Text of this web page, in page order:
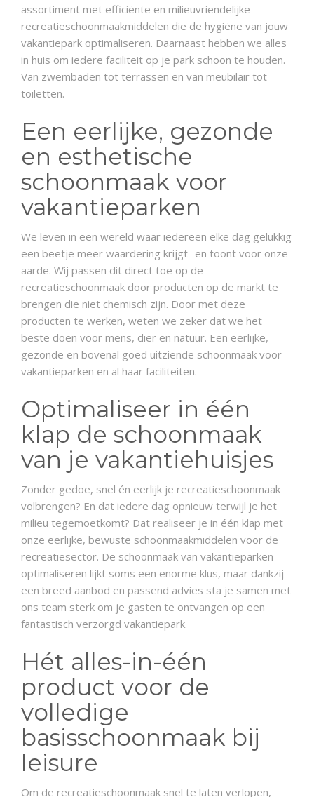
assortiment met efficiënte en milieuvriendelijke
recreatieschoonmaakmiddelen die de hygiëne van jouw
vakantiepark optimaliseren. Daarnaast hebben we alles
in huis om iedere faciliteit op je park schoon te houden.
Van zwembaden tot terrassen en van meubilair tot
toiletten.
Een eerlijke, gezonde
en esthetische
schoonmaak voor
vakantieparken
We leven in een wereld waar iedereen elke dag gelukkig
een beetje meer waardering krijgt- en toont voor onze
aarde. Wij passen dit direct toe op de
recreatieschoonmaak door producten op de markt te
brengen die niet chemisch zijn. Door met deze
producten te werken, weten we zeker dat we het
beste doen voor mens, dier en natuur. Een eerlijke,
gezonde en bovenal goed uitziende schoonmaak voor
vakantieparken en al haar faciliteiten.
Optimaliseer in één
klap de schoonmaak
van je vakantiehuisjes
Zonder gedoe, snel én eerlijk je recreatieschoonmaak
volbrengen? En dat iedere dag opnieuw terwijl je het
milieu tegemoetkomt? Dat realiseer je in één klap met
onze eerlijke, bewuste schoonmaakmiddelen voor de
recreatiesector. De schoonmaak van vakantieparken
optimaliseren lijkt soms een enorme klus, maar dankzij
een breed aanbod en passend advies sta je samen met
ons team sterk om je gasten te ontvangen op een
fantastisch verzorgd vakantiepark.
Hét alles-in-één
product voor de
volledige
basisschoonmaak bij
leisure
Om de recreatieschoonmaak snel te laten verlopen,